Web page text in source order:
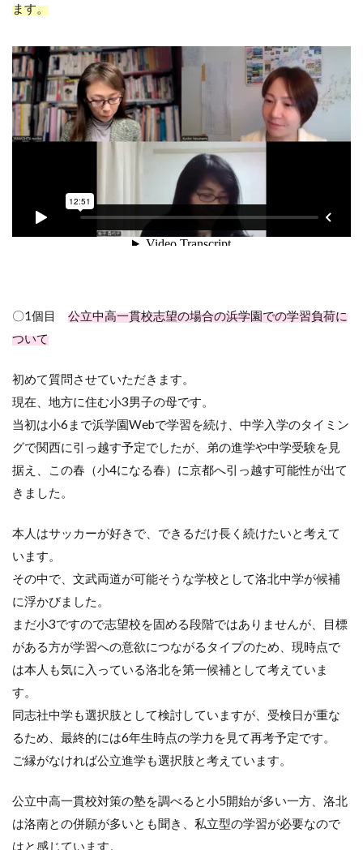
ます。
〇1個目 公立中高一貫校志望の場合の浜学園での学習負荷に
ついて
初めて質問させていただきます。
現在、地方に住む小3男子の母です。
当初は小6まで浜学園Webで学習を続け、中学入学のタイミン
グで関西に引っ越す予定でしたが、弟の進学や中学受験を見
据え、この春（小4になる春）に京都へ引っ越す可能性が出て
きました。
本人はサッカーが好きで、できるだけ長く続けたいと考えて
います。
その中で、文武両道が可能そうな学校として洛北中学が候補
に浮かびました。
まだ小3ですので志望校を固める段階ではありませんが、目標
がある方が学習への意欲につながるタイプのため、現時点で
は本人も気に入っている洛北を第一候補として考えていま
す。
同志社中学も選択肢として検討していますが、受検日が重な
るため、最終的には6年生時点の学力を見て再考予定です。
ご縁がなければ公立進学も選択肢と考えています。
公立中高一貫校対策の塾を調べると小5開始が多い一方、洛北
は洛南との併願が多いとも聞き、私立型の学習が必要なので
はと感じています。